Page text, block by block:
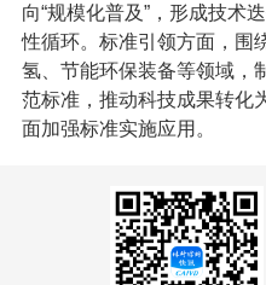
向“规模化普及”，形成技术
性循环。 标准引领方面，围
氢、节能环保装备等领域，
范标准，推动科技成果转化
面加强标准实施应用。